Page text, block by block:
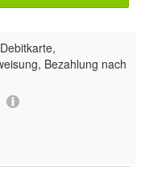
Bezahlung nach